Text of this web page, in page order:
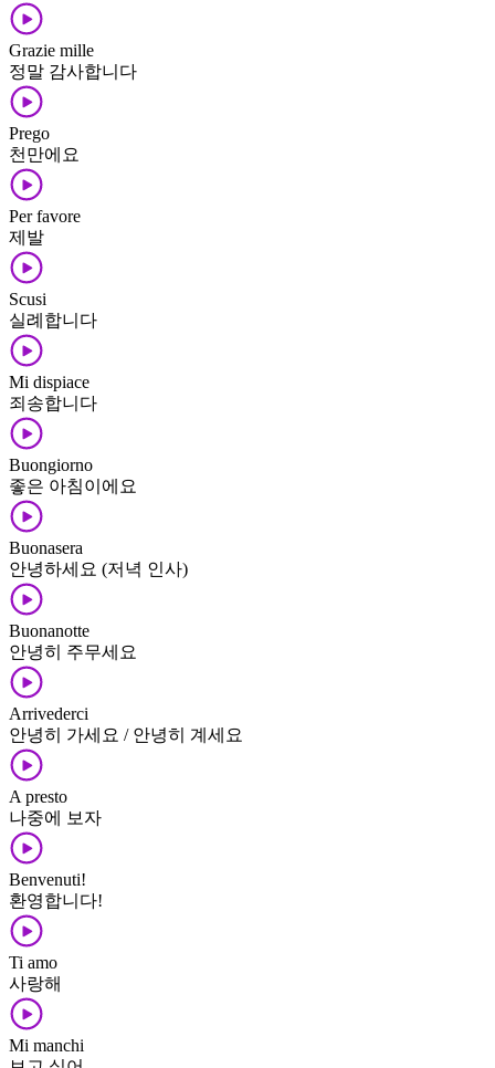
Grazie mille
정말 감사합니다
Prego
천만에요
Per favore
제발
Scusi
실례합니다
Mi dispiace
죄송합니다
Buongiorno
좋은 아침이에요
Buonasera
안녕하세요 (저녁 인사)
Buonanotte
안녕히 주무세요
Arrivederci
안녕히 가세요 / 안녕히 계세요
A presto
나중에 보자
Benvenuti!
환영합니다!
Ti amo
사랑해
Mi manchi